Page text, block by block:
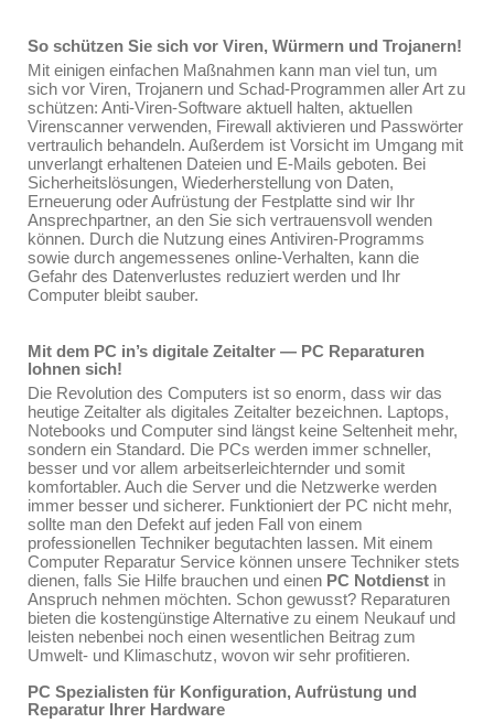
So schützen Sie sich vor Viren, Würmern und Trojanern!
Mit einigen einfachen Maßnahmen kann man viel tun, um
sich vor Viren, Trojanern und Schad-Programmen aller Art zu
schützen: Anti-Viren-Software aktuell halten, aktuellen
Virenscanner verwenden, Firewall aktivieren und Passwörter
vertraulich behandeln. Außerdem ist Vorsicht im Umgang mit
unverlangt erhaltenen Dateien und E-Mails geboten. Bei
Sicherheitslösungen, Wiederherstellung von Daten,
Erneuerung oder Aufrüstung der Festplatte sind wir Ihr
Ansprechpartner, an den Sie sich vertrauensvoll wenden
können. Durch die Nutzung eines Antiviren-Programms
sowie durch angemessenes online-Verhalten, kann die
Gefahr des Datenverlustes reduziert werden und Ihr
Computer bleibt sauber.
Mit dem PC in’s digitale Zeitalter — PC Reparaturen
lohnen sich!
Die Revolution des Computers ist so enorm, dass wir das
heutige Zeitalter als digitales Zeitalter bezeichnen. Laptops,
Notebooks und Computer sind längst keine Seltenheit mehr,
sondern ein Standard. Die PCs werden immer schneller,
besser und vor allem arbeitserleichternder und somit
komfortabler. Auch die Server und die Netzwerke werden
immer besser und sicherer. Funktioniert der PC nicht mehr,
sollte man den Defekt auf jeden Fall von einem
professionellen Techniker begutachten lassen. Mit einem
Computer Reparatur Service können unsere Techniker stets
dienen, falls Sie Hilfe brauchen und einen PC Notdienst in
Anspruch nehmen möchten. Schon gewusst? Reparaturen
bieten die kostengünstige Alternative zu einem Neukauf und
leisten nebenbei noch einen wesentlichen Beitrag zum
Umwelt- und Klimaschutz, wovon wir sehr profitieren.
PC Spezialisten für Konfiguration, Aufrüstung und
Reparatur Ihrer Hardware